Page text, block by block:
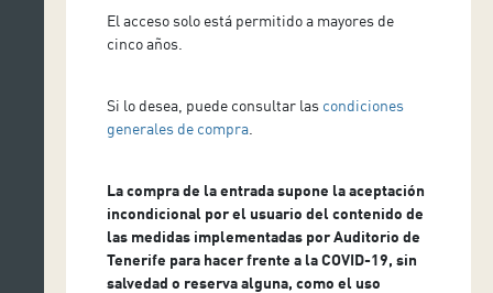
Vestuario y estilismo: Amuhaici Luis
Diseño de imagen: Noelia Varietti
Comunicación: Marta Baeza – La Locomotora
Producción ejecutiva: Javier Cuevas
El acceso solo está permitido a mayores de
cinco años.
Si lo desea, puede consultar las condiciones
generales de compra
La compra de la entrada supone la aceptación
incondicional por el usuario del contenido de
las medidas implementadas por Auditorio de
Tenerife para hacer frente a la COVID-19, sin
salvedad o reserva alguna, como el uso